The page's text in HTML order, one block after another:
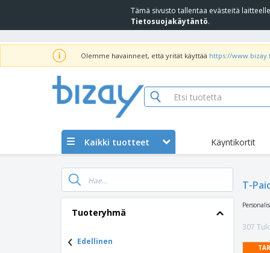
Tämä sivusto tallentaa evästeitä
Tietosuojakäytäntö.
Olemme havainneet, että yrität käyttää https://
Kaikki tuotteet Käyntikortit
Tuoteryhmä
‹ Edellinen
T-
307